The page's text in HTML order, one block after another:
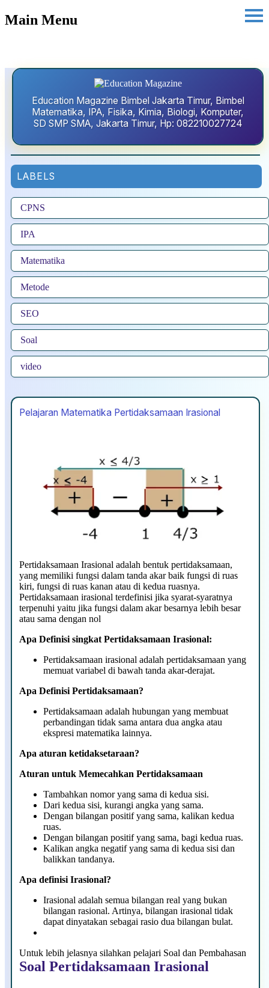
Main Menu
Education Magazine Bimbel Jakarta Timur, Bimbel
Matematika, IPA, Fisika, Kimia, Biologi, Komputer,
SD SMP SMA, Jakarta Timur, Hp: 082210027724
LABELS
CPNS
IPA
Matematika
Metode
SEO
Soal
video
Pelajaran Matematika Pertidaksamaan Irasional
Pertidaksamaan Irasional adalah bentuk pertidaksamaan,
yang memiliki fungsi dalam tanda akar baik fungsi di ruas
kiri, fungsi di ruas kanan atau di kedua ruasnya.
Pertidaksamaan irasional terdefinisi jika syarat-syaratnya
terpenuhi yaitu jika fungsi dalam akar besarnya lebih besar
atau sama dengan nol
Apa Definisi singkat Pertidaksamaan Irasional:
Pertidaksamaan irasional adalah pertidaksamaan yang
memuat variabel di bawah tanda akar-derajat.
Apa Definisi Pertidaksamaan?
Pertidaksamaan adalah hubungan yang membuat
perbandingan tidak sama antara dua angka atau
ekspresi matematika lainnya.
Apa aturan ketidaksetaraan?
Aturan untuk Memecahkan Pertidaksamaan
Tambahkan nomor yang sama di kedua sisi.
Dari kedua sisi, kurangi angka yang sama.
Dengan bilangan positif yang sama, kalikan kedua
ruas.
Dengan bilangan positif yang sama, bagi kedua ruas.
Kalikan angka negatif yang sama di kedua sisi dan
balikkan tandanya.
Apa definisi Irasional?
Irasional adalah semua bilangan real yang bukan
bilangan rasional. Artinya, bilangan irasional tidak
dapat dinyatakan sebagai rasio dua bilangan bulat.
Untuk lebih jelasnya silahkan pelajari Soal dan Pembahasan
Soal Pertidaksamaan Irasional